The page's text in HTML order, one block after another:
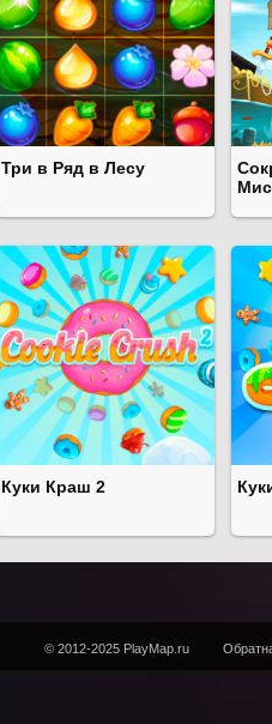
Три в Ряд в Лесу
Куки Краш 2
© 2012-2025 PlayMap.ru